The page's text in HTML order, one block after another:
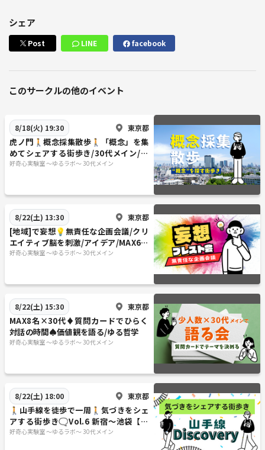
シェア
Post LINE facebook
このサークルの他のイベント
8/18(火) 19:30 東京都
虎ノ門🚶概念採集散歩🚶「概念」を集
めてシェアする街歩き/30代メイン/フ
ォトウォーク
好奇心実験室 ～ゆるラボ～ 30代メイン
8/22(土) 13:30 東京都
[地域]で妄想💡無責任な企画会議/クリ
エイティブ脳を刺激/アイデア/MAX6名
×30代メイン/大喜利も◎
好奇心実験室 ～ゆるラボ～ 30代メイン
8/22(土) 15:30 東京都
MAX8名×30代♦️質問カードでひらく
対話の時間♠価値観を語る/ゆる哲学
好奇心実験室 ～ゆるラボ～ 30代メイン
8/22(土) 18:00 東京都
🚶山手線を徒歩で一周🚶気づきをシェ
アする街歩き🗨️Vol.6 新宿～池袋【山
手線ディスカバリー】
好奇心実験室 ～ゆるラボ～ 30代メイン